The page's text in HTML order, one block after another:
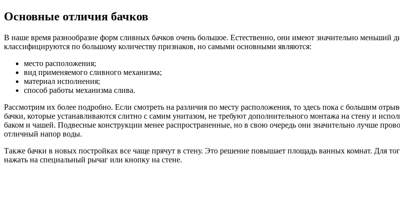
Основные отличия бачков
В наше время разнообразие форм сливных бачков очень большое. Естественно, они имеют значительно меньший
классифицируются по большому количеству признаков, но самыми основными являются:
место расположения;
вид применяемого сливного механизма;
материал исполнения;
способ работы механизма слива.
Рассмотрим их более подробно. Если смотреть на различия по месту расположения, то здесь пока с большим
бачки, которые устанавливаются слитно с самим унитазом, не требуют дополнительного монтажа на стену и
баком и чашей. Подвесные конструкции менее распространенные, но в свою очередь они значительно лучше
отличный напор воды.
Также бачки в новых постройках все чаще прячут в стену. Это решение повышает площадь ванных комнат. Для
нажать на специальный рычаг или кнопку на стене.